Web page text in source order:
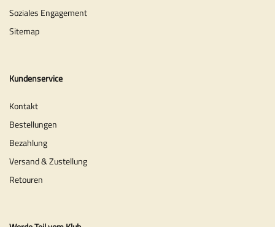
Soziales Engagement
Sitemap
Kundenservice
Kontakt
Bestellungen
Bezahlung
Versand & Zustellung
Retouren